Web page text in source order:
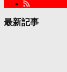
最新記事